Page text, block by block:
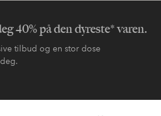
40% på den dyreste* varen.
tilbud og en stor dose